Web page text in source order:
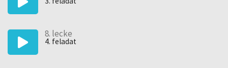
8. lecke
4. feladat